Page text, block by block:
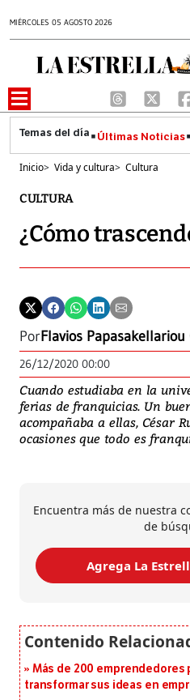
MIÉRCOLES 05 AGOSTO 2026
Últimas Noticias
Inicio> Vida y cultura> Cultura
CULTURA
¿Cómo
PorFlavios Papasakellariou
26/12/2020 00:00
Cuando estudiaba en la
ferias de franquicias. Un
acompañaba a ellas, César
ocasiones que todo es
Encuentra más de nuestra
de
Agrega La
Más de 200 emprendedores
transformar sus ideas en